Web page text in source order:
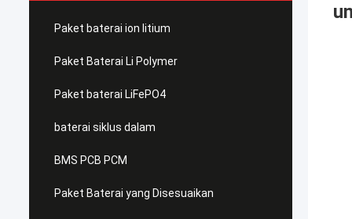
Paket baterai ion litium
Paket Baterai Li Polymer
Paket baterai LiFePO4
baterai siklus dalam
BMS PCB PCM
Paket Baterai yang Disesuaikan